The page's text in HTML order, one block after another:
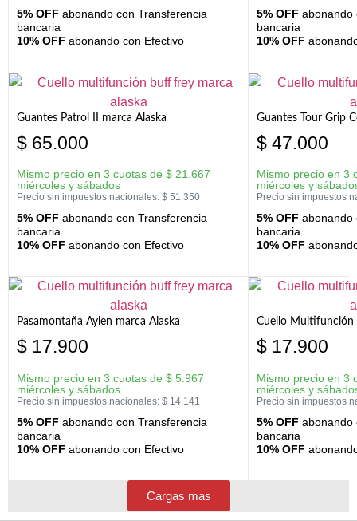
5% OFF abonando con Transferencia
bancaria
10% OFF abonando con Efectivo
5% OFF abonando
bancaria
10% OFF
Guantes Patrol II marca Alaska
$ 65.000
Mismo precio en 3 cuotas de $ 21.667
miércoles y sábados
Precio sin impuestos nacionales: $ 51.350
5% OFF abonando con Transferencia
bancaria
10% OFF abonando con Efectivo
Guantes Tour Grip
$ 47.000
Mismo precio en 3
miércoles y
Precio sin impuestos
5% OFF abonando
bancaria
10% OFF
Pasamontaña Aylen marca Alaska
$ 17.900
Mismo precio en 3 cuotas de $ 5.967
miércoles y sábados
Precio sin impuestos nacionales: $ 14.141
5% OFF abonando con Transferencia
bancaria
10% OFF abonando con Efectivo
Cuello Multifunción
$ 17.900
Mismo precio en 3
miércoles y
Precio sin impuestos
5% OFF abonando
bancaria
10% OFF
Cargas mas